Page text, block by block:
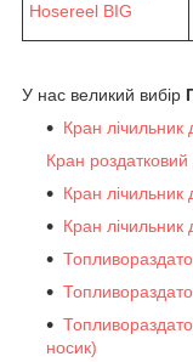
Hosereel BIG
У нас великий вибір
Кран
Кран
Кран
Кран
носик)